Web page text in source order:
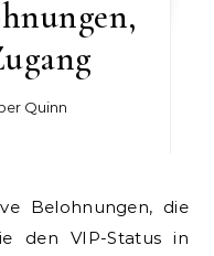
Quinn
den VIP-Status in